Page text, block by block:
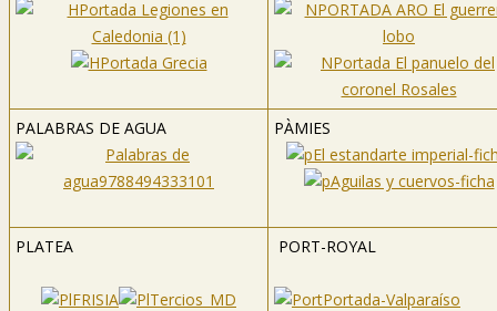
PALABRAS DE AGUA PÀMIES
PLATEA PORT-ROYAL